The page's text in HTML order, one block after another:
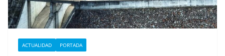
ACTUALIDAD PORTADA